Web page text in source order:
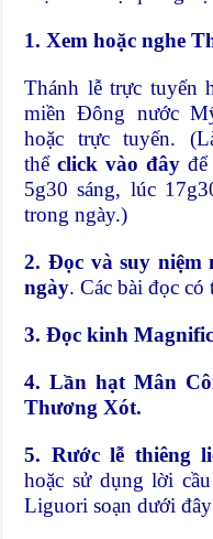
1. Xem hoặc nghe
Thánh lễ trực tuyến
miền Đông nước
hoặc trực tuyến.
thểclick vào đây
5g30 sáng, lúc
trong ngày.)
2. Đọc và suy niệm
ngày. Các bài đọc có
3. Đọc kinh
4. Lần hạt Mân
Thương Xót.
5. Rước lễ thiêng
hoặc sử dụng lời
Liguori soạn dưới